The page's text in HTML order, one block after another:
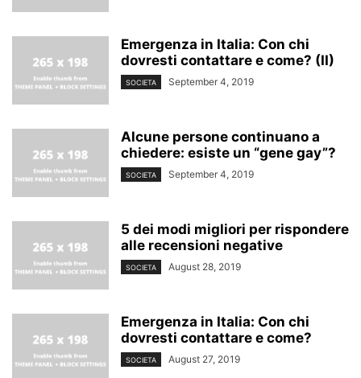
Emergenza in Italia: Con chi
dovresti contattare e come? (II)
SOCIETA September 4, 2019
Alcune persone continuano a
chiedere: esiste un “gene gay”?
SOCIETA September 4, 2019
5 dei modi migliori per rispondere
alle recensioni negative
SOCIETA August 28, 2019
Emergenza in Italia: Con chi
dovresti contattare e come?
SOCIETA August 27, 2019